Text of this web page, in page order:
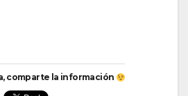
comparte la información